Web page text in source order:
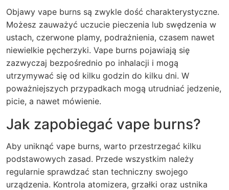
Objawy vape burns są zwykle dość charakterystyczne.
Możesz zauważyć uczucie pieczenia lub swędzenia w
ustach, czerwone plamy, podrażnienia, czasem nawet
niewielkie pęcherzyki. Vape burns pojawiają się
zazwyczaj bezpośrednio po inhalacji i mogą
utrzymywać się od kilku godzin do kilku dni. W
poważniejszych przypadkach mogą utrudniać jedzenie,
picie, a nawet mówienie.
Jak zapobiegać vape burns?
Aby uniknąć vape burns, warto przestrzegać kilku
podstawowych zasad. Przede wszystkim należy
regularnie sprawdzać stan techniczny swojego
urządzenia. Kontrola atomizera, grzałki oraz ustnika